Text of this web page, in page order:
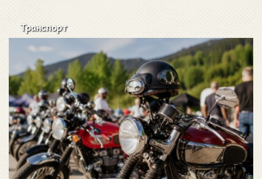
Транспорт